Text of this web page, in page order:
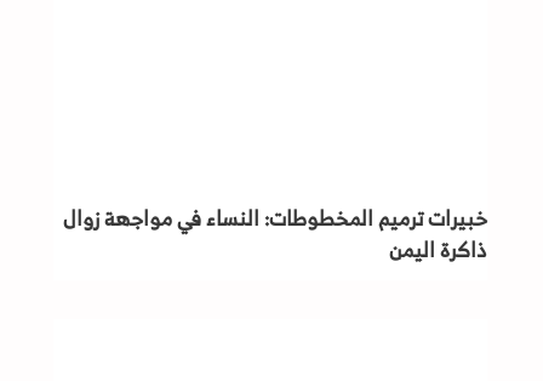
خبيرات ترميم المخطوطات: النساء في مواجهة زوال
ذاكرة اليمن